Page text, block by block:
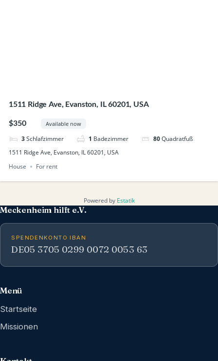
1511 Ridge Ave, Evanston, IL 60201, USA
$350 Available now
3Schlafzimmer 1 Badezimmer 80Quadratfuß
1511 Ridge Ave, Evanston, IL 60201, USA
House
For rent
Powered by Estatik
Meckenheim hilft e.V.
SPENDENKONTO IBAN
DE05 3705 0299 0072 0053 63
Menü
Startseite
Missionen